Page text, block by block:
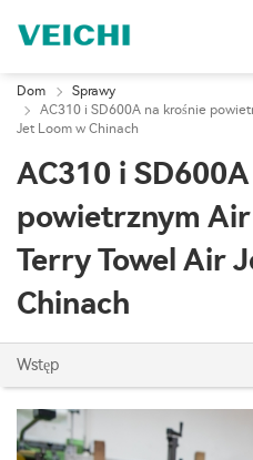
Dom
Sprawy
AC310 i SD600A na krośnie
Jet Loom w Chinach
AC310 i
powietrznym
Terry Towel Air
Chinach
Wstęp